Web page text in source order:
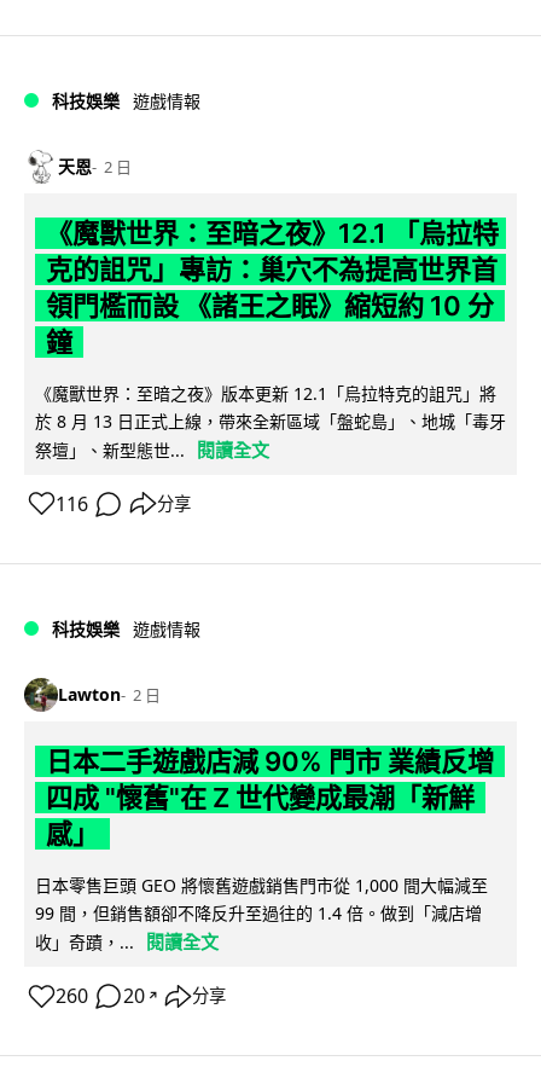
科技娛樂 遊戲情報
天恩 2 日
《魔獸世界：至暗之夜》12.1 「烏拉特
克的詛咒」專訪：巢穴不為提高世界首
領門檻而設 《諸王之眠》縮短約 10 分
鐘
《魔獸世界：至暗之夜》版本更新 12.1「烏拉特克的詛咒」將
於 8 月 13 日正式上線，帶來全新區域「盤蛇島」、地城「毒牙
祭壇」、新型態世...
閱讀全文
116 分享
科技娛樂 遊戲情報
Lawton 2 日
日本二手遊戲店減 90% 門市 業績反增
四成 "懷舊"在 Z 世代變成最潮「新鮮
感」
日本零售巨頭 GEO 將懷舊遊戲銷售門市從 1,000 間大幅減至
99 間，但銷售額卻不降反升至過往的 1.4 倍。做到「減店增
收」奇蹟，...
閱讀全文
260 20 ↗ 分享